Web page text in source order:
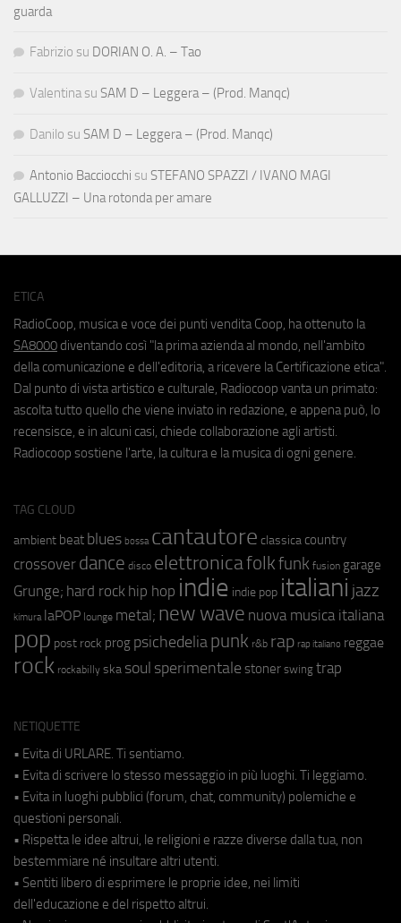
guarda
Fabrizio su DORIAN O. A. – Tao
Valentina su SAM D – Leggera – (Prod. Manqc)
Danilo su SAM D – Leggera – (Prod. Manqc)
Antonio Bacciocchi su STEFANO SPAZZI / IVANO MAGI
GALLUZZI – Una rotonda per amare
ETICA
RadioCoop, musica e voce dei punti vendita Coop, ha ottenuto la
SA8000 diventando così "la prima azienda al mondo, nell'ambito
della comunicazione e dell'editoria, a ricevere la Certificazione etica".
Dal punto di vista artistico e culturale, Radiocoop vanta un primato:
ascolta tutto quello che viene inviato in redazione, e appena può, lo
recensisce, e in alcuni casi, chiede collaborazione agli artisti.
Radiocoop sostiene l'arte, la cultura e la musica di ogni genere.
TAG CLOUD
ambient beat blues bossa cantautore classica country
crossover dance disco elettronicafolkfunk fusion garage
Grunge; hard rock hip hop indie indie pop italiani jazz
kimura laPOP lounge metal; new wave nuova musica italiana
pop post rock prog psichedeliapunk r&b rap rap italiano reggae
rock rockabilly ska soul sperimentale stoner swing trap
NETIQUETTE
• Evita di URLARE. Ti sentiamo.
• Evita di scrivere lo stesso messaggio in più luoghi. Ti leggiamo.
• Evita in luoghi pubblici (forum, chat, community) polemiche e
questioni personali.
• Rispetta le idee altrui, le religioni e razze diverse dalla tua, non
bestemmiare né insultare altri utenti.
• Sentiti libero di esprimere le proprie idee, nei limiti
dell'educazione e del rispetto altrui.